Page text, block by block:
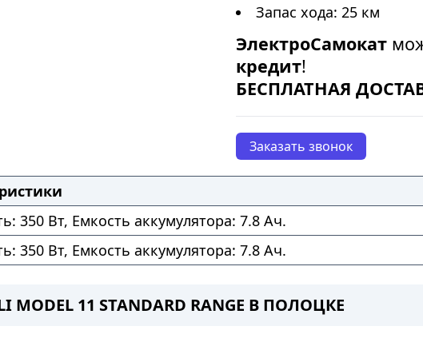
Запас хода: 25 км
ЭлектроСамокат
кредит!
БЕСПЛАТНАЯ
Заказать звонок
350 Вт, Емкость аккумулятора: 7.8 Ач.
350 Вт, Емкость аккумулятора: 7.8 Ач.
11 STANDARD RANGE В ПОЛОЦКЕ